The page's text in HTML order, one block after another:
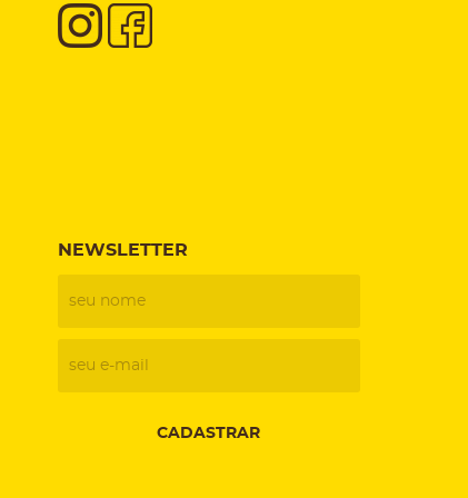
NEWSLETTER
CADASTRAR